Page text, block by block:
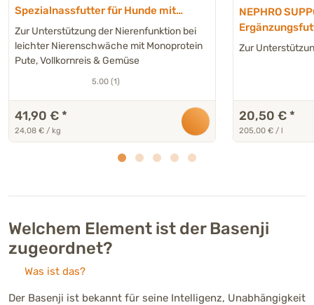
Spezialnassfutter für Hunde mit
leichten Nierenproblemen - 6 x 400
g
Zur Unterstützung der Nierenfunktion bei
leichter Nierenschwäche mit Monoprotein
Pute, Vollkornreis & Gemüse
5.00 (1)
41,90 € *
24,08 € / kg
NEPHRO
& Katzen
Zur
20,50 € *
205,00 € / l
Welchem Element ist der Basenji
zugeordnet?
Was ist das?
Der Basenji ist bekannt für seine Intelligenz, Unabhängigkeit